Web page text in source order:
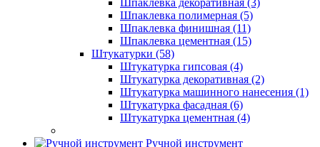
Шпаклевка декоративная (3)
Шпаклевка полимерная (5)
Шпаклевка финишная (11)
Шпаклевка цементная (15)
Штукатурки (58)
Штукатурка гипсовая (4)
Штукатурка декоративная (2)
Штукатурка машинного нанесения (1)
Штукатурка фасадная (6)
Штукатурка цементная (4)
Ручной инструмент